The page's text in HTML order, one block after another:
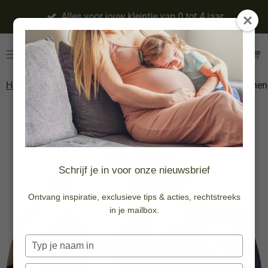
Schrijf je in voor onze nieuwsbrief
Ontvang inspiratie, exclusieve tips & acties, rechtstreeks
in je mailbox.
Typ
je
direct
de
hoofdinhoud
Alles voor jouw kleintje van 0 tot 4 jaar
Home » Doopsuiker &
Geboortekaartjes
Doopsuiker
DIY
» Vullen » Suikerbonen